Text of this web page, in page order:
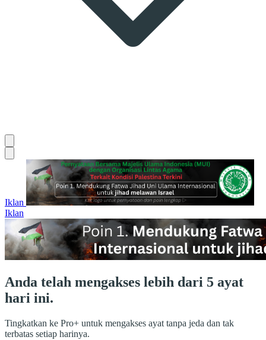
Iklan
Iklan
Anda telah mengakses lebih dari 5 ayat
hari ini.
Tingkatkan ke Pro+ untuk mengakses ayat tanpa jeda dan tak
terbatas setiap harinya.